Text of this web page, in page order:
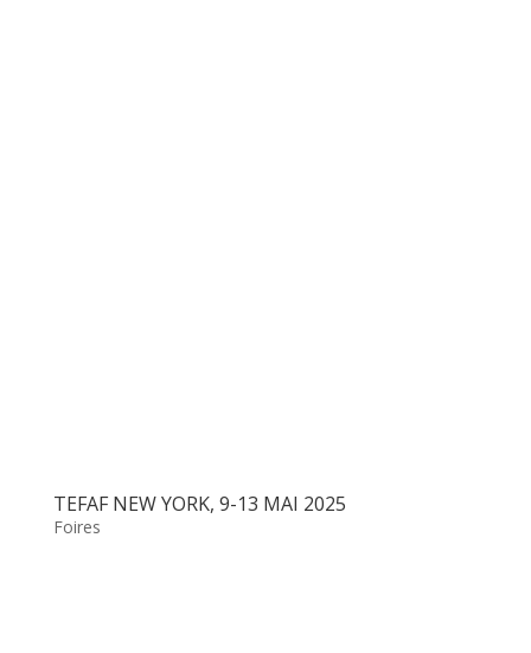
TEFAF NEW YORK, 9-13 MAI 2025
Foires